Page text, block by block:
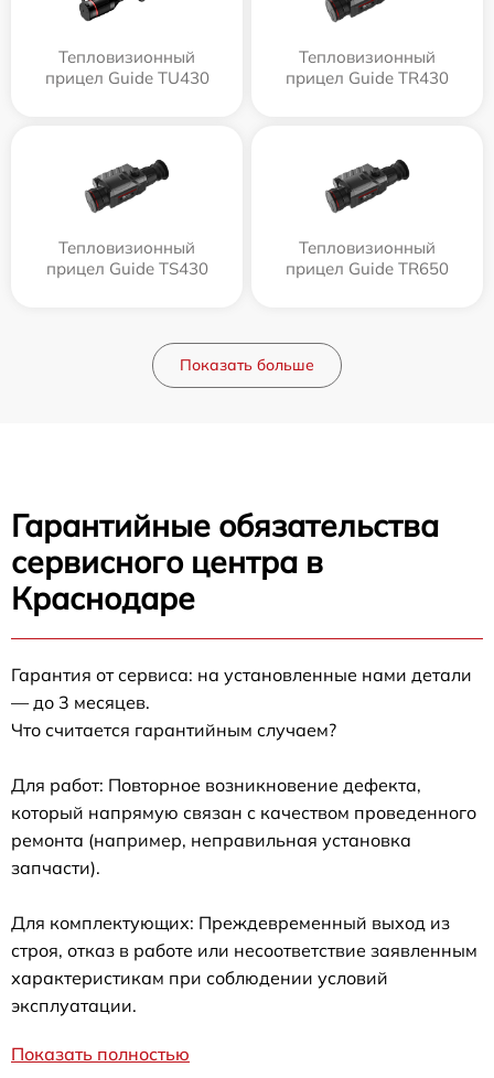
Тепловизионный
прицел Guide TU430
Тепловизионный
прицел Guide TR430
Тепловизионный
прицел Guide TS430
Тепловизионный
прицел Guide TR650
Показать больше
Гарантийные обязательства
сервисного центра в
Краснодаре
Гарантия от сервиса: на установленные нами детали
— до 3 месяцев.
Что считается гарантийным случаем?
Для работ: Повторное возникновение дефекта,
который напрямую связан с качеством проведенного
ремонта (например, неправильная установка
запчасти).
Для комплектующих: Преждевременный выход из
строя, отказ в работе или несоответствие заявленным
характеристикам при соблюдении условий
эксплуатации.
Показать полностью